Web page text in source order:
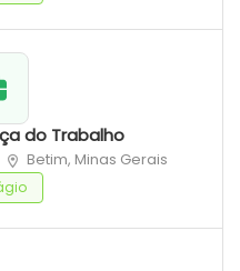
do Trabalho
Betim, Minas Gerais